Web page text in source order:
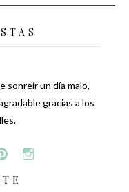
sonreír un día malo,
gracias a los